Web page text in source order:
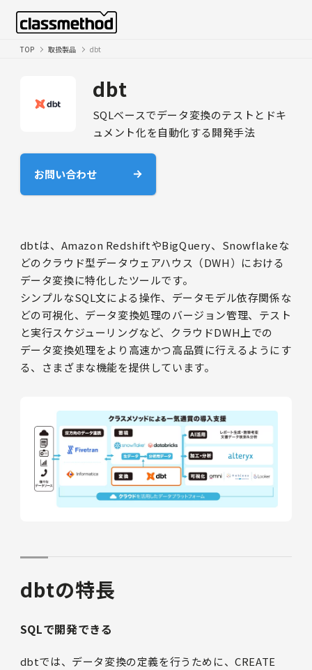
TOP 取扱製品 dbt
dbt
SQLベースでデータ変換のテストとドキ
ュメント化を自動化する開発手法
お問い合わせ
dbtは、Amazon RedshiftやBigQuery、Snowflakeな
どのクラウド型データウェアハウス（DWH）における
データ変換に特化したツールです。
シンプルなSQL文による操作、データモデル依存関係な
どの可視化、データ変換処理のバージョン管理、テスト
と実行スケジューリングなど、クラウドDWH上での
データ変換処理をより高速かつ高品質に行えるようにす
る、さまざまな機能を提供しています。
dbtの特長
SQLで開発できる
dbtでは、データ変換の定義を行うために、CREATE